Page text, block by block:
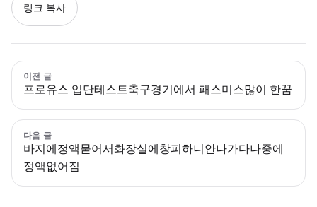
링크 복사
이전 글
프로유스 입단테스트축구경기에서 패스미스많이 한꿈
다음 글
바지에정액묻어서화장실에창피하니안나가다나중에
정액없어짐